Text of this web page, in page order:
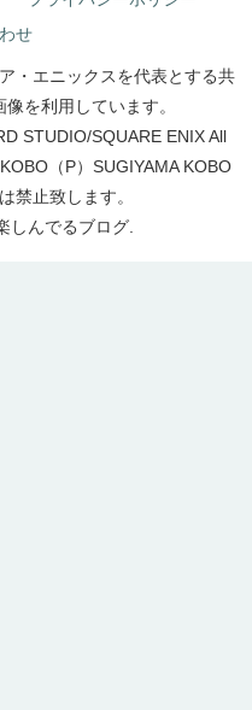
せ
・エニックスを代表とする共
を利用しています。
STUDIO/SQUARE ENIX All
（P）SUGIYAMA KOBO
禁止致します。
しんでるブログ.